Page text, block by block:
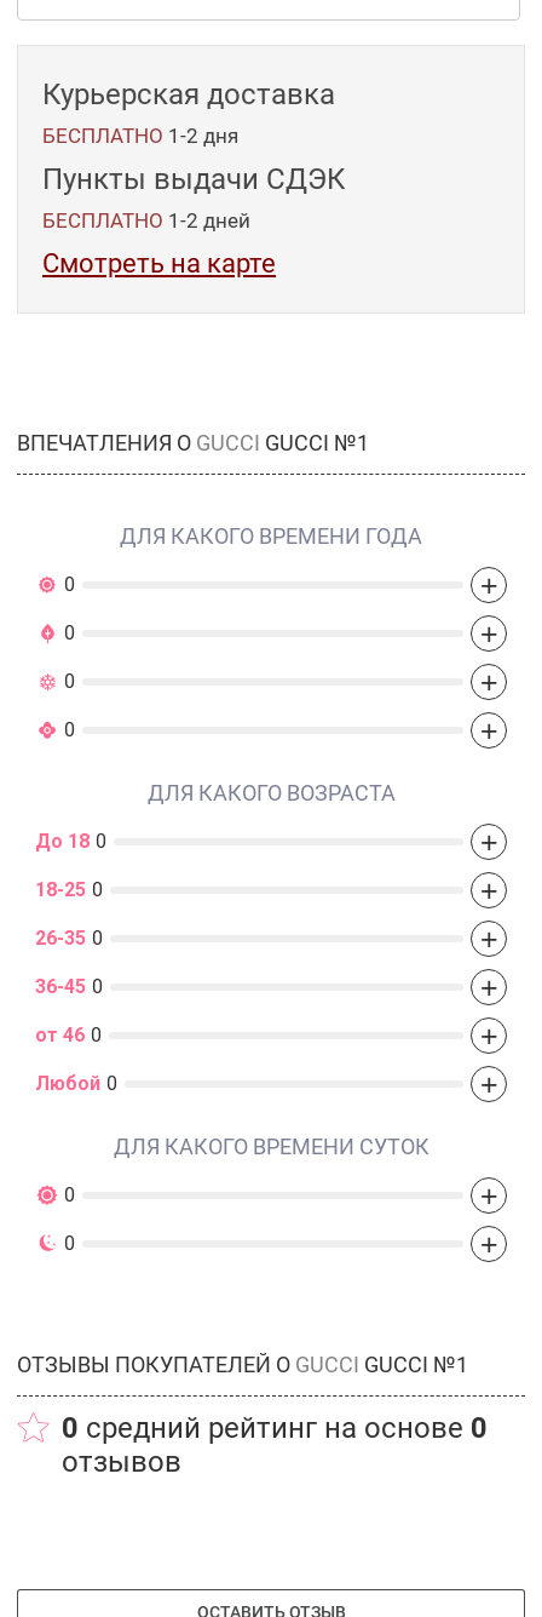
Курьерская доставка
БЕСПЛАТНО 1-2 дня
Пункты выдачи СДЭК
БЕСПЛАТНО 1-2 дней
Смотреть на карте
ВПЕЧАТЛЕНИЯ О GUCCI GUCCI №1
ДЛЯ КАКОГО ВРЕМЕНИ ГОДА
0 +
0 +
0 +
0 +
ДЛЯ КАКОГО ВОЗРАСТА
До 18 0 +
18-25 0 +
26-35 0 +
36-45 0 +
от 46 0 +
Любой 0 +
ДЛЯ КАКОГО ВРЕМЕНИ СУТОК
0 +
0 +
ОТЗЫВЫ ПОКУПАТЕЛЕЙ О GUCCI GUCCI №1
0 средний рейтинг на основе 0
отзывов
ОСТАВИТЬ ОТЗЫВ